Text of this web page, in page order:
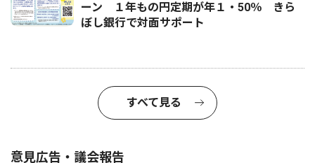
ーン １年もの円定期が年１・50％ きら
ぼし銀行で対面サポート
すべて見る
意見広告・議会報告